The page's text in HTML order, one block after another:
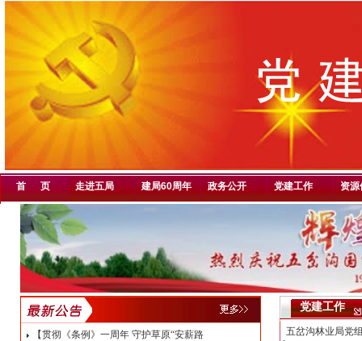
首 页 走进五局 建局60周年 政务公开 党建工作 资源
【贯彻《条例》一周年 守护草原“安薪路
党建工作
五岔沟林业局党